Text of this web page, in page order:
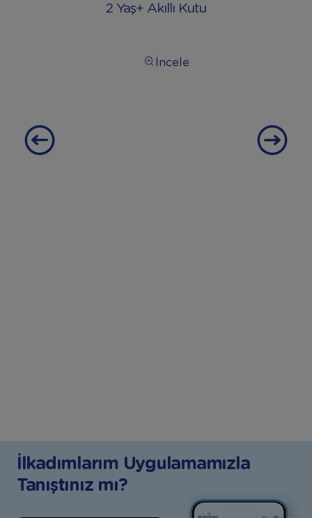
2 Yaş+ Akıllı Kutu
İncele
İlkadımlarım Uygulamamızla
Tanıştınız mı?